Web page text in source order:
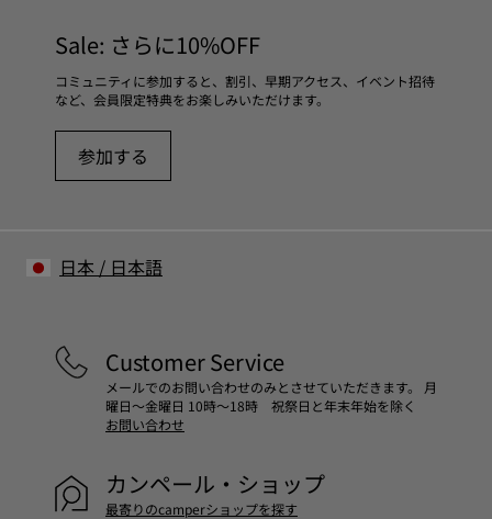
インソール
ライニング素材
ルコットン 35%, ビスコース 20%)
靴のお手入れ方法の詳細については靴ケア ガイドをご覧くだ
さい。
Sale: さらに10%OFF
コミュニティに参加すると、割引、早期アクセス、イベント招待
など、会員限定特典をお楽しみいただけます。
参加する
Customer Service
メールでのお問い合わせのみとさせていただきます。 月
曜日～金曜日 10時～18時 祝祭日と年末年始を除く
お問い合わせ
カンペール・ショップ
最寄りのcamperショップを探す
日本 / 日本語